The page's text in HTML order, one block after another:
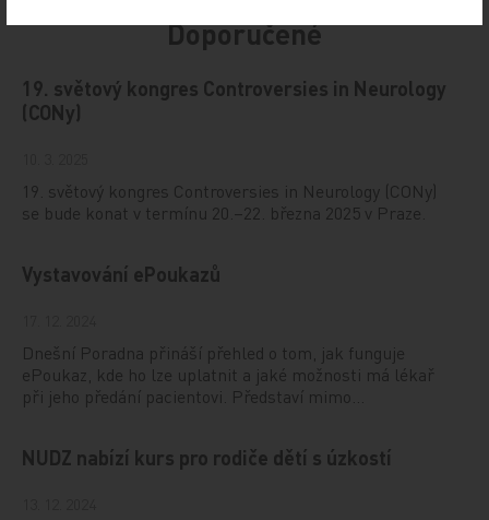
Doporučené
19. světový kongres Controversies in Neurology
(CONy)
19. světový kongres Controversies in Neurology (CONy)
se bude konat v termínu 20.–22. března 2025 v Praze.
Vystavování ePoukazů
Dnešní Poradna přináší přehled o tom, jak funguje
ePoukaz, kde ho lze uplatnit a jaké možnosti má lékař
při jeho předání pacientovi. Představí mimo…
NUDZ nabízí kurs pro rodiče dětí s úzkostí